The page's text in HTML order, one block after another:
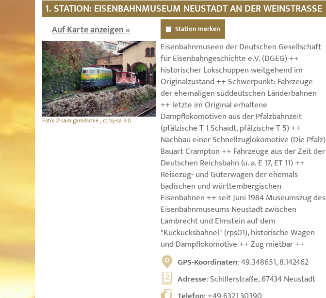
1. STATION: EISENBAHNMUSEUM NEUSTADT AN DER WEINSTRASSE
Auf Karte anzeigen »
Foto: © sam gamdschie , cc by-sa 3.0
Station merken
Eisenbahnmuseen der Deutschen Gesellschaft
für Eisenbahngeschichte e.V. (DGEG) ++
historischer Lokschuppen weitgehend im
Originalzustand ++ Schwerpunkt: Fahrzeuge
der ehemaligen süddeutschen Länderbahnen
++ letzte im Original erhaltene
Dampflokomotiven aus der Pfalzbahnzeit
(pfälzische T 1 Schaidt, pfälzische T 5) ++
Nachbau einer Schnellzuglokomotive (Die Pfalz)
Bauart Crampton ++ Fahrzeuge aus der Zeit der
Deutschen Reichsbahn (u. a. E 17, ET 11) ++
Reisezug- und Güterwagen der ehemals
badischen und württembergischen
Eisenbahnen ++ seit Juni 1984 Museumszug des
Eisenbahnmuseums Neustadt zwischen
Lambrecht und Elmstein auf dem
"Kuckucksbähnel" (rps01), historische Wagen
und Dampflokomotive ++ Zug mietbar ++
GPS-Koordinaten: 49.348651, 8.142462
Adresse: Schillerstraße, 67434 Neustadt